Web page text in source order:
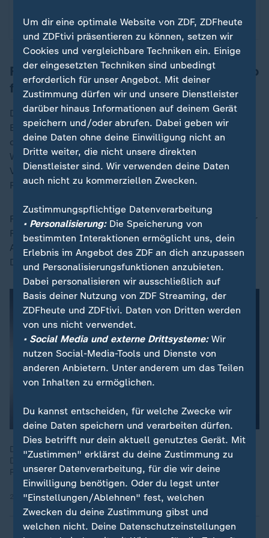
mit Video0:29
Familienduell Prevc: Rivalität als Antrieb
für Rekorde
Der interne Kampf der Geschwister um die längste
Erfolgsliste in der Familie ist ein weiteres Geheimnis
der Prevc-Story. Domen etwa tüftelte vor diesem
Winter stundenlang im Windkanal in Stockholm an
Veränderungen in seinem Flug, die durch die Material-
Regeländerungen nötig wurden.
Fast alle Experten hatten vermutet, dass der König der
Flieger wegen der kleiner geworden Tragfläche der
Anzüge in diesem Winter nicht vorn mitfliegen würde.
Doch Domen überraschte alle.
Die Haltungsnoten sorgen im Skispringen aktuell für
Diskussionen. Was die Aufregung verursacht erklären ZDF-
Reporter Stefan Bier und Experte Severin Freund.
21.12.2025 | 1:41 min
Um dir eine optimale Website von ZDF, ZDFheute
und ZDFtivi präsentieren zu können, setzen wir
Cookies und vergleichbare Techniken ein. Einige
der eingesetzten Techniken sind unbedingt
erforderlich für unser Angebot. Mit deiner
Zustimmung dürfen wir und unsere Dienstleister
darüber hinaus Informationen auf deinem Gerät
speichern und/oder abrufen. Dabei geben wir
deine Daten ohne deine Einwilligung nicht an
Dritte weiter, die nicht unsere direkten
Dienstleister sind. Wir verwenden deine Daten
auch nicht zu kommerziellen Zwecken.
Zustimmungspflichtige Datenverarbeitung
• Personalisierung:Die Speicherung von
bestimmten Interaktionen ermöglicht uns, dein
Erlebnis im Angebot des ZDF an dich anzupassen
und Personalisierungsfunktionen anzubieten.
Dabei personalisieren wir ausschließlich auf
Basis deiner Nutzung von ZDF Streaming, der
ZDFheute und ZDFtivi. Daten von Dritten werden
von uns nicht verwendet.
• Social Media und externe Drittsysteme:Wir
nutzen Social-Media-Tools und Dienste von
anderen Anbietern. Unter anderem um das Teilen
von Inhalten zu ermöglichen.
Du kannst entscheiden, für welche Zwecke wir
deine Daten speichern und verarbeiten dürfen.
Dies betrifft nur dein aktuell genutztes Gerät. Mit
"Zustimmen" erklärst du deine Zustimmung zu
unserer Datenverarbeitung, für die wir deine
Einwilligung benötigen. Oder du legst unter
"Einstellungen/Ablehnen" fest, welchen
Zwecken du deine Zustimmung gibst und
welchen nicht. Deine Datenschutzeinstellungen